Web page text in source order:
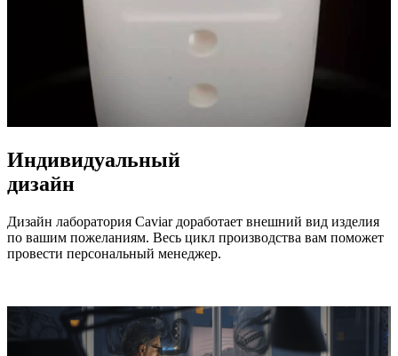
Индивидуальный
дизайн
Дизайн лаборатория Caviar доработает внешний вид изделия
по вашим пожеланиям. Весь цикл производства вам поможет
провести персональный менеджер.